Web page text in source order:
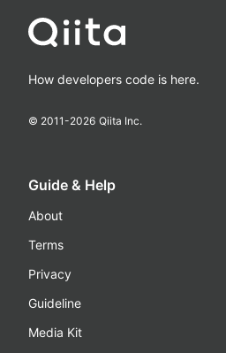
How developers code is here.
© 2011-2026 Qiita Inc.
Guide & Help
About
Terms
Privacy
Guideline
Media Kit